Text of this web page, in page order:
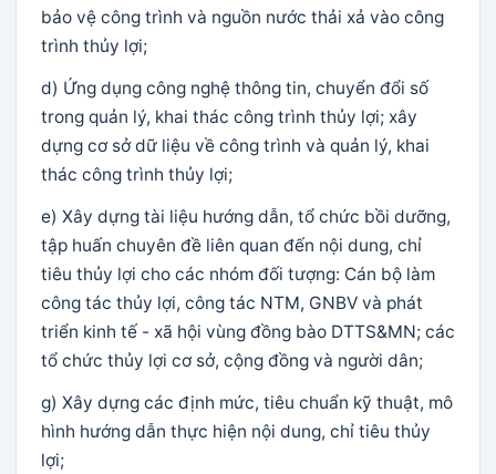
bảo vệ công trình và nguồn nước thải xả vào công
trình thủy lợi;
d) Ứng dụng công nghệ thông tin, chuyển đổi số
trong quản lý, khai thác công trình thủy lợi; xây
dựng cơ sở dữ liệu về công trình và quản lý, khai
thác công trình thủy lợi;
e) Xây dựng tài liệu hướng dẫn, tổ chức bồi dưỡng,
tập huấn chuyên đề liên quan đến nội dung, chỉ
tiêu thủy lợi cho các nhóm đối tượng: Cán bộ làm
công tác thủy lợi, công tác NTM, GNBV và phát
triển kinh tế - xã hội vùng đồng bào DTTS&MN; các
tổ chức thủy lợi cơ sở, cộng đồng và người dân;
g) Xây dựng các định mức, tiêu chuẩn kỹ thuật, mô
hình hướng dẫn thực hiện nội dung, chỉ tiêu thủy
lợi;